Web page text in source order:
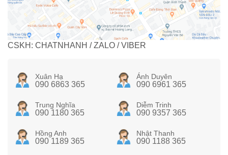
CSKH: CHATNHANH / ZALO / VIBER
Xuân Hạ
090 6863 365
Ánh Duyên
090 6961 365
Trung Nghĩa
090 1180 365
Diễm Trinh
090 9357 365
Hồng Anh
090 1189 365
Nhật Thanh
090 1188 365